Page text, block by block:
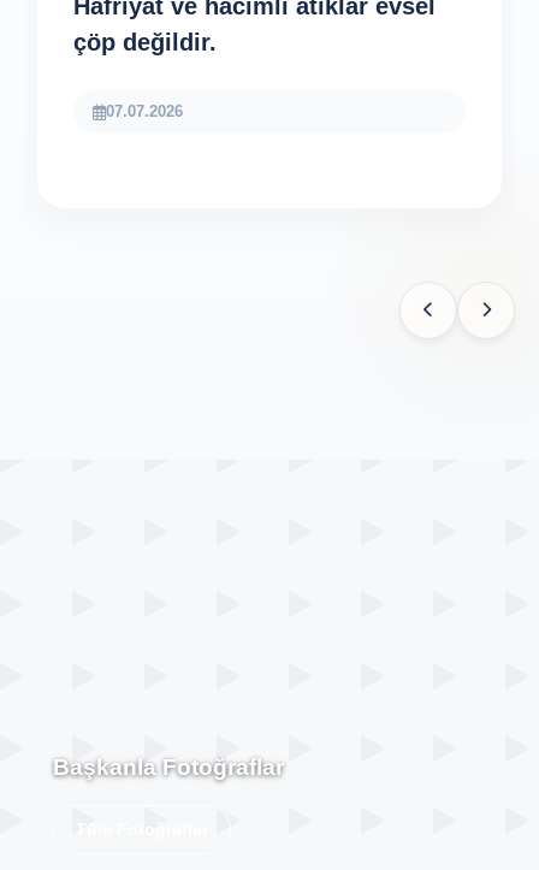
Hafriyat ve hacimli atıklar evsel
çöp değildir.
07.07.2026
Başkanla Fotoğraflar